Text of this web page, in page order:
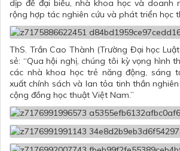
dịp để đại biểu, nhà khoa học và doanh
rộng hợp tác nghiên cứu và phát triển học
ThS. Trần Cao Thành (Trường Đại học
sẻ: “Qua hội nghị, chúng tôi kỳ vọng hình
các nhà khoa học trẻ năng động, sáng
xuất chính sách và lan tỏa tinh thần
cộng đồng học thuật Việt Nam.”